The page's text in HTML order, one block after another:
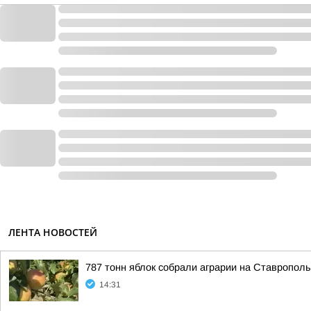
ЛЕНТА НОВОСТЕЙ
787 тонн яблок собрали аграрии на
14:31